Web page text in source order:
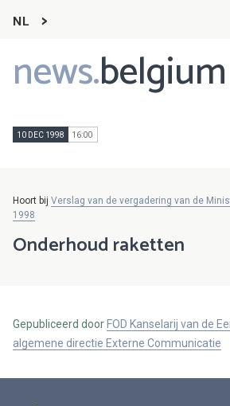
NL
news.belgium
Main
navigation
10 DEC 1998 16:00
Hoort bij Verslag van de vergadering van de
1998
Onderhoud raketten
Gepubliceerd door FOD Kanselarij van de
algemene directie Externe Communicatie